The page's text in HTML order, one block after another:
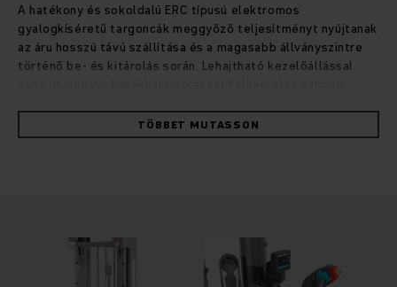
A hatékony és sokoldalú ERC típusú elektromos
gyalogkíséretű targoncák meggyőző teljesítményt nyújtanak
az áru hosszú távú szállítása és a magasabb állványszintre
történő be- és kitárolás során. Lehajtható kezelőállással
nagyobb szabadmagasságnak köszönhetően a padló
egyenetlenségei és a rámpák sem jelentenek problémát.
terheket 6 méter emelési magasságig. Emellett a négykerék
koncepció, az opcionális asszisztensrendszerek, például az
operationCONTROL túlterhelésre figyelmeztető rendszer
TÖBBET MUTASSON